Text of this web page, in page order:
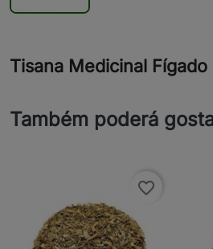
Tisana Medicinal
Também poderá
favorite_border